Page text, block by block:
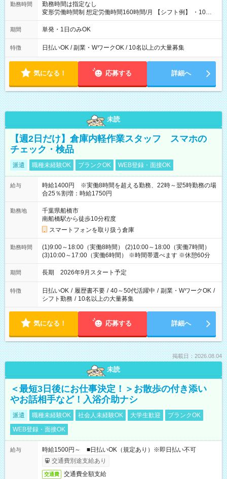
勤務時間
勤務時間は指定なし
変形労働時間制 想定労働時間160時間/月 【シフト例】 ・10：
00～20：00
期間 単発・1日のみOK
特徴 日払いOK / 副業・WワークOK / 10名以上の大量募集
気になる！ 応募する 詳細へ
未読
【週2日だけ】倉庫内軽作業スタッフ スマホの
チェック・検品
派遣 職種未経験OK ブランクOK WEB登録・面接OK
給与
時給1400円 ※実働8時間を超える勤務、22時～翌5時勤務の場
合25％割増：時給1750円
勤務地
千葉県船橋市
南船橋駅から徒歩10分程度
スマートフォンを取り扱う倉庫
勤務時間
(1)9:00～18:00（実働8時間） (2)10:00～18:00（実働7時間）
(3)10:00～17:00（実働6時間） ※時間帯選べます ※休憩60分
期間 長期 2026年9月スタート予定
特徴 日払いOK / 履歴書不要 / 40～50代活躍中 / 副業・WワークOK /
シフト勤務 / 10名以上の大量募集
気になる！ 応募する 詳細へ
掲載日：2026.08.04
未読
＜最短3日後にお仕事決定！＞お散歩の付き添い
やお話相手など！入浴介助ナシ
派遣 職種未経験OK 社会人未経験OK 大学生歓迎
ブランクOK
WEB登録・面接OK
給与
時給1500円～ ■日払いOK（規定あり）※即日払い不可
交通費別途支給あり
交通費 交通費全額支給